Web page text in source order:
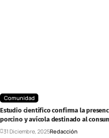
Comunidad
Estudio científico confirma la
porcino y avícola destinado al
31 Diciembre, 2025Redacción